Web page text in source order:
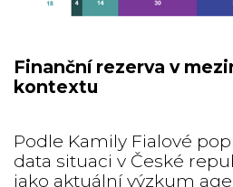
Finanční rezerva v
kontextu
Podle Kamily Fialové
data situaci v České
jako aktuální výzkum